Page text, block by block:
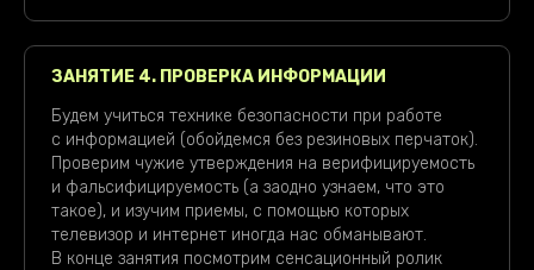
ЗАНЯТИЕ 4. ПРОВЕРКА ИНФОРМАЦИИ
Будем учиться технике безопасности при работе
с информацией (обойдемся без резиновых перчаток).
Проверим чужие утверждения на верифицируемость
и фальсифицируемость (а заодно узнаем, что это
такое), и изучим приемы, с помощью которых
телевизор и интернет иногда нас обманывают.
В конце занятия посмотрим сенсационный ролик